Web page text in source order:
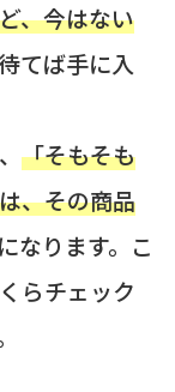
、今はない
てば手に入
「そもそも
、その商品
なります。こ
らチェック